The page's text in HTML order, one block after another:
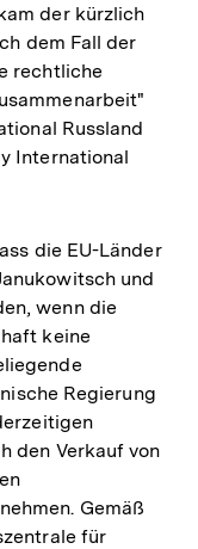
der kürzlich
dem Fall der
rechtliche
Russland
International
die EU-Länder
und
wenn die
keine
Regierung
den Verkauf von
Gemäß
für